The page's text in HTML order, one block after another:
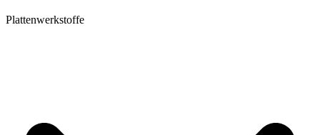
Plattenwerkstoffe